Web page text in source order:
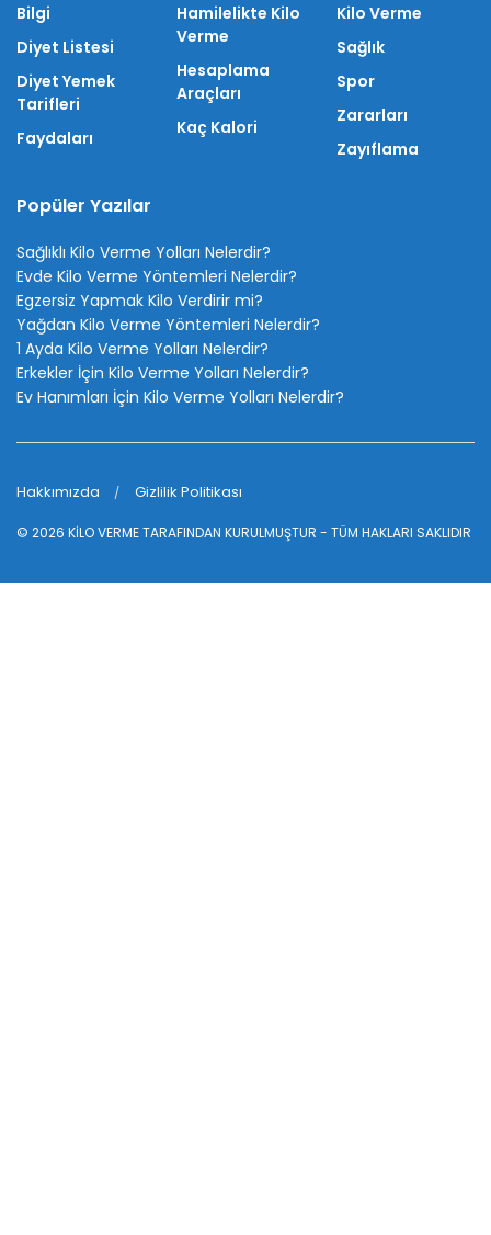
Bilgi
Diyet Listesi
Diyet Yemek
Tarifleri
Faydaları
Hamilelikte Kilo
Verme
Hesaplama
Araçları
Kaç Kalori
Kilo Verme
Sağlık
Spor
Zararları
Zayıflama
Popüler Yazılar
Sağlıklı Kilo Verme Yolları Nelerdir?
Evde Kilo Verme Yöntemleri Nelerdir?
Egzersiz Yapmak Kilo Verdirir mi?
Yağdan Kilo Verme Yöntemleri Nelerdir?
1 Ayda Kilo Verme Yolları Nelerdir?
Erkekler İçin Kilo Verme Yolları Nelerdir?
Ev Hanımları İçin Kilo Verme Yolları Nelerdir?
Hakkımızda Gizlilik Politikası
© 2026 KİLO VERMETARAFINDAN KURULMUŞTUR - TÜM HAKLARI SAKLIDIR